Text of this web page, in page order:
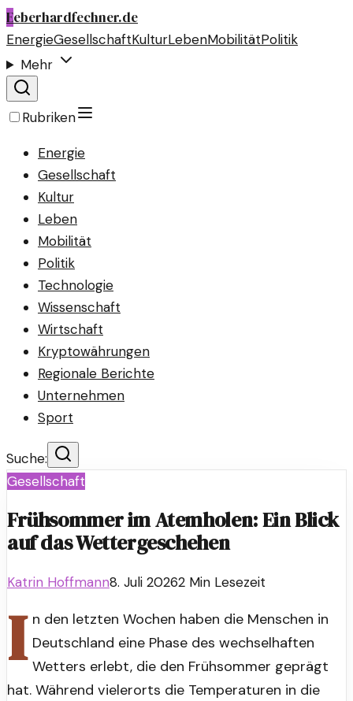
Eeberhardfechner.de
EnergieGesellschaftKulturLebenMobilitätPolitik
Mehr
Rubriken
Energie
Gesellschaft
Kultur
Leben
Mobilität
Politik
Technologie
Wissenschaft
Wirtschaft
Kryptowährungen
Regionale Berichte
Unternehmen
Sport
Suche:
Gesellschaft
Frühsommer im Atemholen: Ein Blick
auf das Wettergeschehen
Katrin Hoffmann8. Juli 20262 Min Lesezeit
I n den letzten Wochen haben die Menschen in
Deutschland eine Phase des wechselhaften
Wetters erlebt, die den Frühsommer geprägt
hat. Während vielerorts die Temperaturen in die